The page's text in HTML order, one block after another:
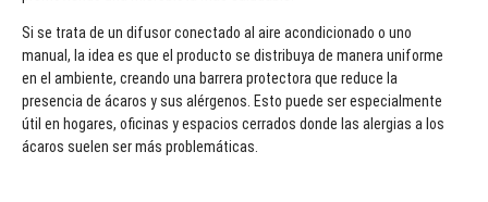
Si se trata de un difusor conectado al aire acondicionado o uno
manual, la idea es que el producto se distribuya de manera uniforme
en el ambiente, creando una barrera protectora que reduce la
presencia de ácaros y sus alérgenos. Esto puede ser especialmente
útil en hogares, oficinas y espacios cerrados donde las alergias a los
ácaros suelen ser más problemáticas.